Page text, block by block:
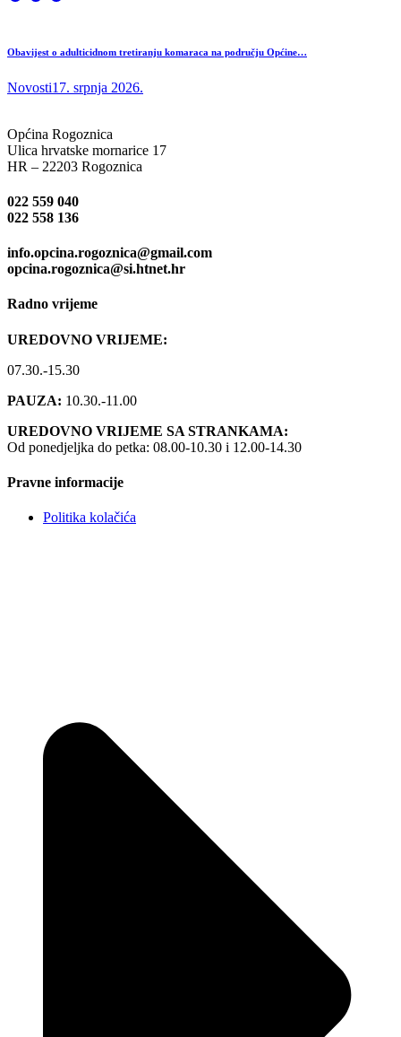
Obavijest o adulticidnom tretiranju komaraca na području Općine…
Novosti17. srpnja 2026.
Općina Rogoznica
Ulica hrvatske mornarice 17
HR – 22203 Rogoznica
022 559 040
022 558 136
info.opcina.rogoznica@gmail.com
opcina.rogoznica@si.htnet.hr
Radno vrijeme
UREDOVNO VRIJEME:
07.30.-15.30
PAUZA: 10.30.-11.00
UREDOVNO VRIJEME SA STRANKAMA:
Od ponedjeljka do petka: 08.00-10.30 i 12.00-14.30
Pravne informacije
Politika kolačića